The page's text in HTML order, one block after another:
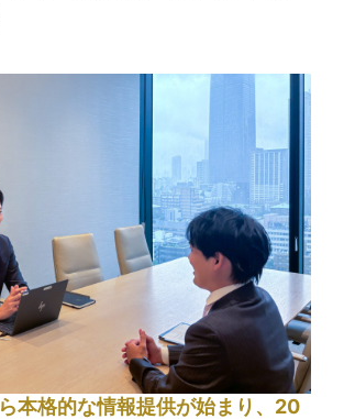
本格的な情報提供が始まり、20